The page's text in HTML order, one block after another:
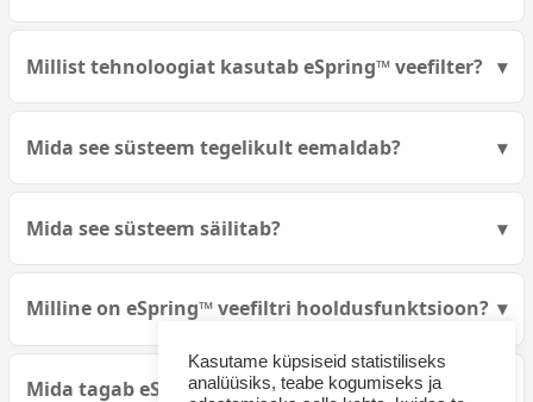
Millist tehnoloogiat kasutab eSpring™ veefilter?
Mida see süsteem tegelikult eemaldab?
Mida see süsteem säilitab?
Milline on eSpring™ veefiltri hooldusfunktsioon?
Mida tagab eSpring™?
Kasutame küpsiseid statistiliseks
analüüsiks, teabe kogumiseks ja